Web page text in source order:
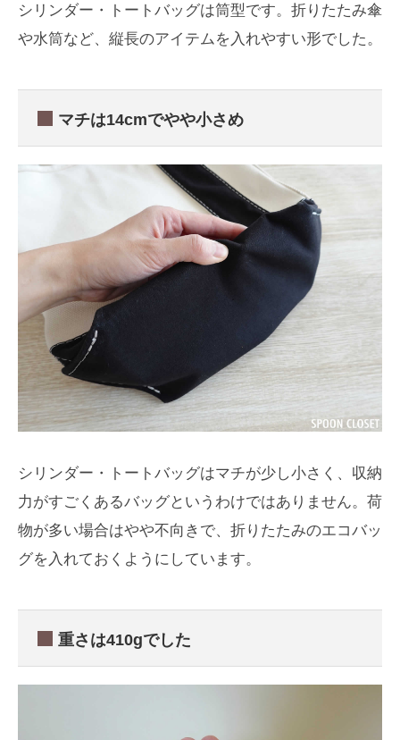
シリンダー・トートバッグは筒型です。折りたたみ傘
や水筒など、縦長のアイテムを入れやすい形でした。
マチは14cmでやや小さめ
シリンダー・トートバッグはマチが少し小さく、収納
力がすごくあるバッグというわけではありません。荷
物が多い場合はやや不向きで、折りたたみのエコバッ
グを入れておくようにしています。
重さは410gでした